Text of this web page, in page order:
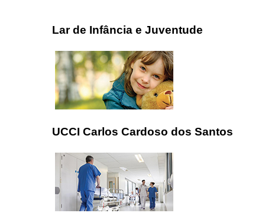
Lar de Infância e Juventude
UCCI Carlos Cardoso dos Santos